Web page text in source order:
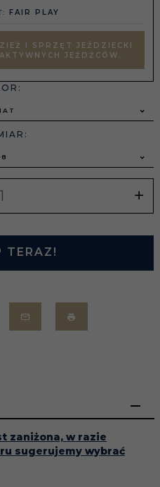
FAIR PLAY
I SPRZĘT JEŹDZIECKI
JEŹDŹCÓW.
TERAZ!
zaniżona, w razie
sugerujemy wybrać